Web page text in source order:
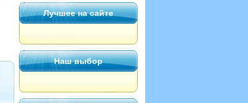
Лучшее на сайте
Наш выбор